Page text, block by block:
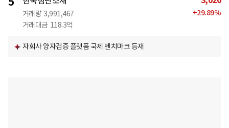
거래량 3,991,467
거래대금 118.3억
+29.89%
자회사 양자검증 플랫폼 국제 벤치마크 등재